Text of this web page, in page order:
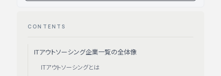
CONTENTS
ITアウトソーシング企業一覧の全体像
ITアウトソーシングとは